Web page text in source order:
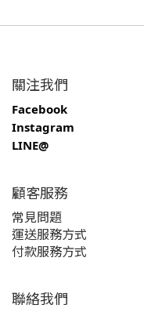
關注我們
Facebook
Instagram
LINE@
顧客服務
常見問題
運送服務方式
付款服務方式
聯絡我們